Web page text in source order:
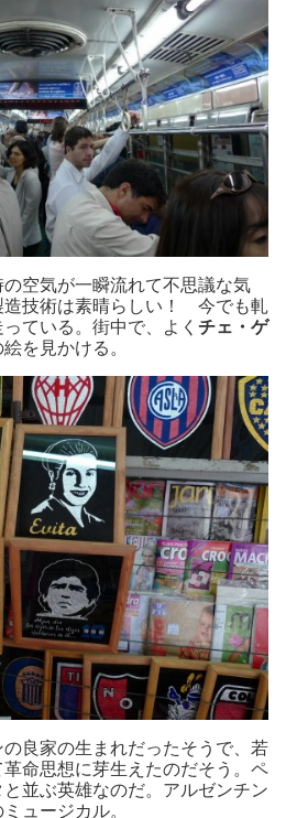
空気が一瞬流れて不思議な気
造技術は素晴らしい！ 今でも軋
ている。街中で、よく チェ・ゲ
を見かける。
良家の生まれだったそうで、若
命思想に芽生えたのだそう。ペ
並ぶ英雄なのだ。アルゼンチン
ュージカル。